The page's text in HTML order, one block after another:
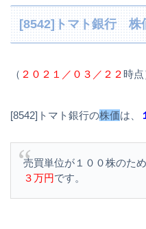
[8542]トマト銀行 株
（ ２０２１／０３／２２時点
[8542]トマト銀行の株価は、
売買単位が１００株のた
３万円です。